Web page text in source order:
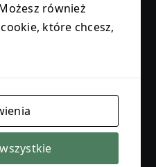
i Nauki
Żywiec
również
które chcesz,